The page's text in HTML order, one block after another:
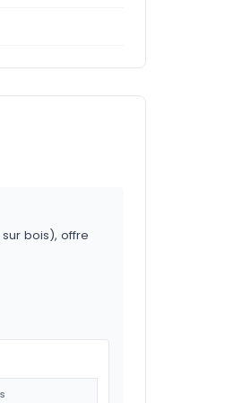
bois), offre